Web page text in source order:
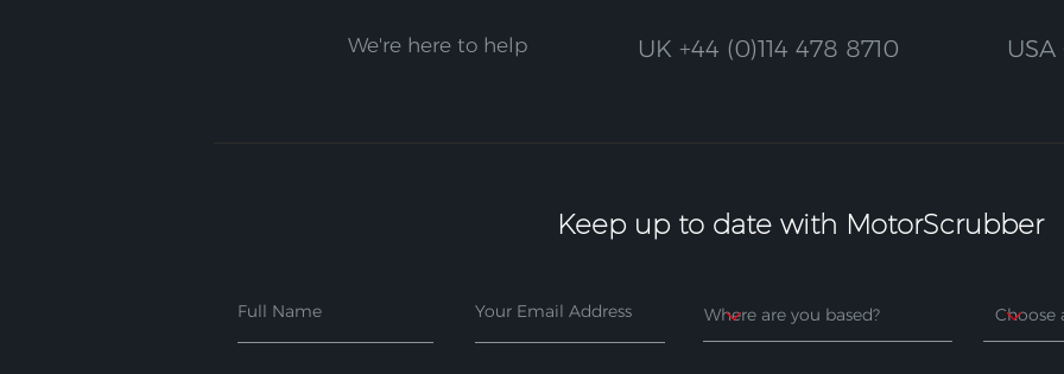
We're here to help UK +44 (0)114 478 8710 USA
Keep up to date with MotorScrubber